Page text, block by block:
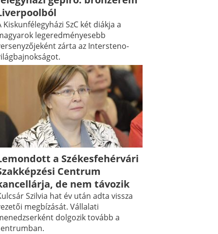
Kiskunfélegyházi SzC két diákja a
legeredményesebb
zárta az Intersteno-
a Székesfehérvári
Centrum
de nem távozik
Szilvia hat év után adta vissza
megbízását. Vállalati
dolgozik tovább a